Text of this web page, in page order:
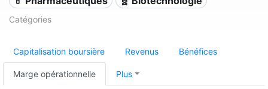
Catégories
Capitalisation boursière Revenus Bénéfices
Marge opérationnelle Plus